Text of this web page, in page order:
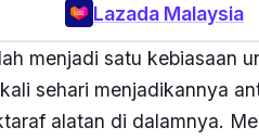
Lazada Malaysia
menjadi satu kebiasaan
sehari menjadikannya
alatan di dalamnya.